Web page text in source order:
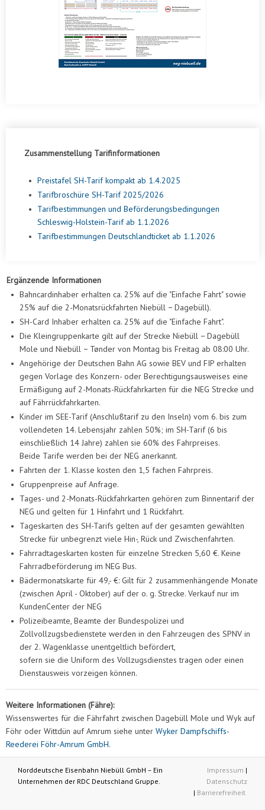
Zusammenstellung Tarifinformationen
• Preistafel SH-Tarif kompakt ab 1.4.2025
•
Tarifbroschüre SH-Tarif 2025/2026
•
Tarifbestimmungen und Beförderungsbedingungen
Schleswig-Holstein-Tarif ab 1.1.2026
•
Tarifbestimmungen Deutschlandticket ab 1.1.2026
Ergänzende Informationen
• Bahncardinhaber erhalten ca. 25% auf die "Einfache Fahrt" sowie
25% auf die 2-Monatsrückfahrten Niebüll − Dagebüll).
• SH-Card Inhaber erhalten ca. 25% auf die "Einfache Fahrt".
• Die Kleingruppenkarte gilt auf der Strecke Niebüll − Dagebüll
Mole und Niebüll − Tønder von Montag bis Freitag ab 08:00 Uhr.
• Angehörige der Deutschen Bahn AG sowie BEV und FIP erhalten
gegen Vorlage des Konzern- oder Berechtigungsausweises eine
Ermäßigung auf 2-Monats-Rückfahrkarten für die NEG Strecke und
auf Fährrückfahrkarten.
• Kinder im SEE-Tarif (Anschlußtarif zu den Inseln) vom 6. bis zum
vollendeten 14. Lebensjahr zahlen 50%; im SH-Tarif (6 bis
einschließlich 14 Jahre) zahlen sie 60% des Fahrpreises.
Beide Tarife werden bei der NEG anerkannt.
• Fahrten der 1. Klasse kosten den 1,5 fachen Fahrpreis.
• Gruppenpreise auf Anfrage.
•
Tages- und 2-Monats-Rückfahrkarten gehören zum Binnentarif der
NEG und gelten für 1 Hinfahrt und 1 Rückfahrt.
•
Tageskarten des SH-Tarifs gelten auf der gesamten gewählten
Strecke für unbegrenzt viele Hin-, Rück und Zwischenfahrten.
• Fahrradtageskarten kosten für einzelne Strecken 5,60 €. Keine
Fahrradbeförderung im NEG Bus.
• Bädermonatskarte für 49,- €: Gilt für 2 zusammenhängende Monate
(zwischen April - Oktober) auf der o. g. Strecke. Verkauf nur im
KundenCenter der NEG
• Polizeibeamte, Beamte der Bundespolizei und
Zollvollzugsbedienstete werden in den Fahrzeugen des SPNV in
der 2. Wagenklasse unentgeltlich befördert,
sofern sie die Uniform des Vollzugsdienstes tragen oder einen
Dienstausweis vorzeigen können.
Weitere Informationen (Fähre):
Wissenswertes für die Fährfahrt zwischen Dagebüll Mole und Wyk auf
Föhr oder Wittdün auf Amrum siehe unter Wyker Dampfschiffs-
Reederei Föhr-Amrum GmbH.
Norddeutsche Eisenbahn Niebüll GmbH – Ein
Unternehmen der RDC Deutschland Gruppe.
Impressum |
Datenschutz
| Barrierefreiheit